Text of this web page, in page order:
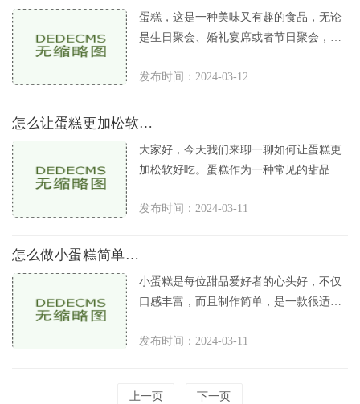
蛋糕，这是一种美味又有趣的食品，无论
是生日聚会、婚礼宴席或者节日聚会，都
口感干硬甚至黏口的蛋糕，却会
发布时间：2024-03-12
怎么让蛋糕更加松软好吃
大家好，今天我们来聊一聊如何让蛋糕更
加松软好吃。蛋糕作为一种常见的甜品，
己做蛋糕，虽然制作过程很简单
发布时间：2024-03-11
怎么做小蛋糕简单做法
小蛋糕是每位甜品爱好者的心头好，不仅
口感丰富，而且制作简单，是一款很适合
看看，怎么做小蛋糕简单做法。材
发布时间：2024-03-11
上一页 下一页